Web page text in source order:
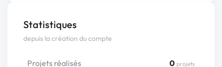
Statistiques
depuis la création du compte
Projets réalisés 0 projets